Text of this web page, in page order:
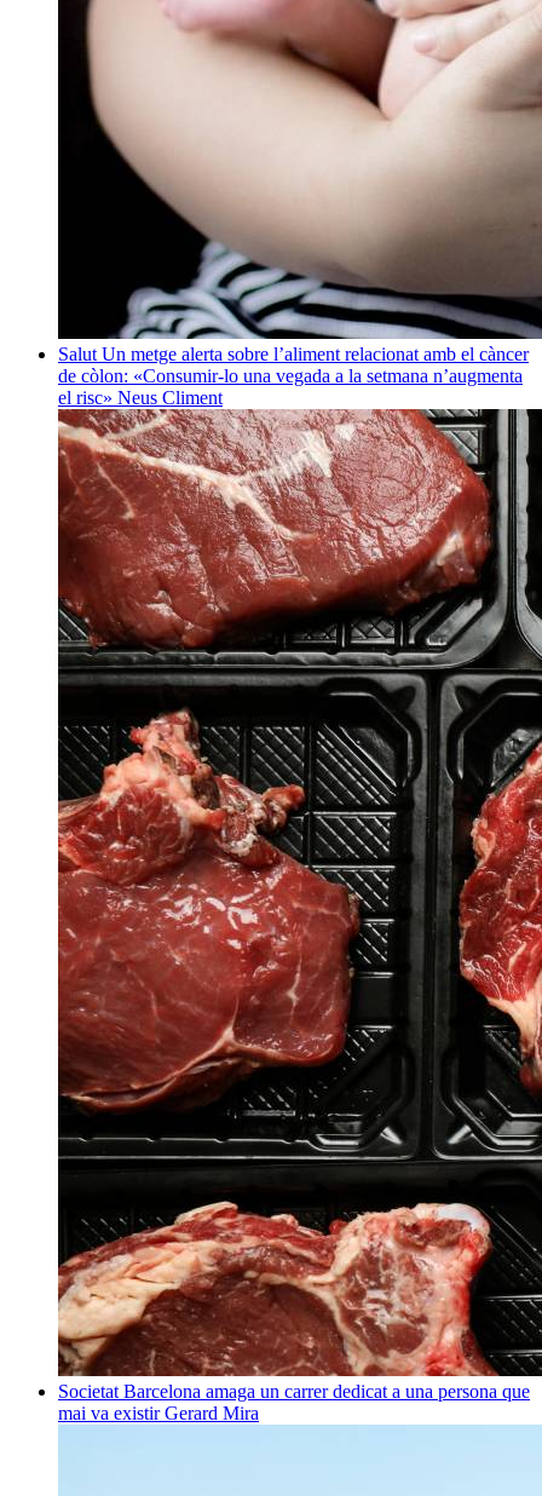
Salut Un metge alerta sobre l’aliment relacionat amb el càncer
de còlon: «Consumir-lo una vegada a la setmana n’augmenta
el risc» Neus Climent
Societat Barcelona amaga un carrer dedicat a una persona que
mai va existirGerard Mira